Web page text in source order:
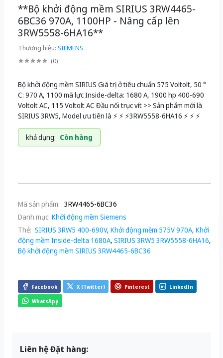
**Bộ khởi động mềm SIRIUS 3RW4465-
6BC36 970A, 1100HP - Nâng cấp lên
3RW5558-6HA16**
Thương hiệu: SIEMENS
(0)
Bộ khởi động mềm SIRIUS Giá trị ở tiêu chuẩn 575 Voltolt, 50 °
C: 970 A, 1100 mã lực Inside-delta: 1680 A, 1900 hp 400-690
Voltolt AC, 115 Voltolt AC Đầu nối trục vít >> Sản phẩm mới là
SIRIUS 3RW5, Model ưu tiên là ⚡️ ⚡️ ⚡️3RW5558-6HA16 ⚡️ ⚡️ ⚡️
khả dụng: Còn hàng
Mã sản phẩm: 3RW4465-6BC36
Danh mục: Khởi động mềm Siemens
Thẻ: SIRIUS 3RW5 400-690V, Khởi động mềm 575V 970A, Khởi
động mềm Inside-delta 1680A, SIRIUS 3RW5 3RW5558-6HA16,
Bộ khởi động mềm SIRIUS 3RW4465-6BC36
Facebook X (Twitter) Pinterest LinkedIn
WhatsApp
Liên hệ Đặt hàng: